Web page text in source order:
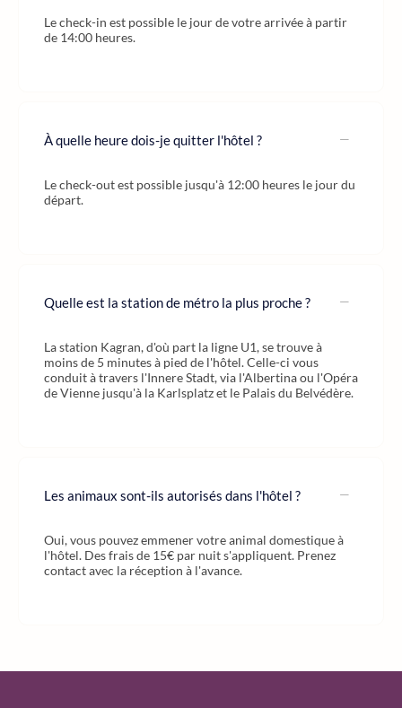
Le check-in est possible le jour de votre arrivée à partir
de 14:00 heures.
À quelle heure dois-je quitter l'hôtel ?
Le check-out est possible jusqu'à 12:00 heures le jour du
départ.
Quelle est la station de métro la plus proche ?
La station Kagran, d'où part la ligne U1, se trouve à
moins de 5 minutes à pied de l'hôtel. Celle-ci vous
conduit à travers l'Innere Stadt, via l'Albertina ou l'Opéra
de Vienne jusqu'à la Karlsplatz et le Palais du Belvédère.
Les animaux sont-ils autorisés dans l'hôtel ?
Oui, vous pouvez emmener votre animal domestique à
l'hôtel. Des frais de 15€ par nuit s'appliquent. Prenez
contact avec la réception à l'avance.